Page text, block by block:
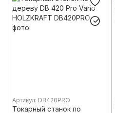
Артикул: DB420PRO
Токарный станок по